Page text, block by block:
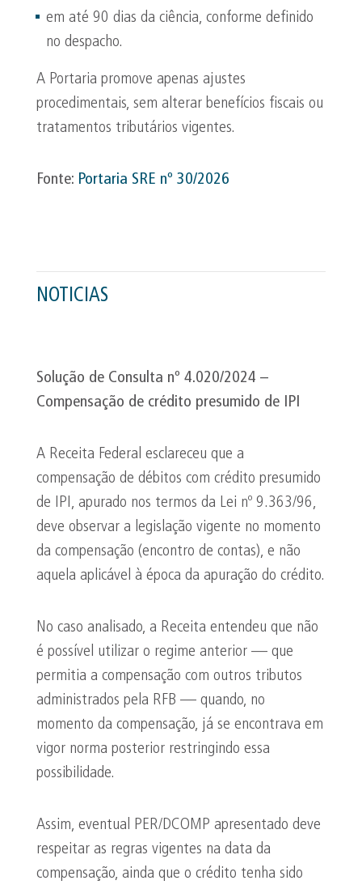
em até 90 dias da ciência, conforme definido
no despacho.
A Portaria promove apenas ajustes
procedimentais, sem alterar benefícios fiscais ou
tratamentos tributários vigentes.
Fonte: Portaria SRE nº 30/2026
NOTICIAS
Solução de Consulta nº 4.020/2024 –
Compensação de crédito presumido de IPI
A Receita Federal esclareceu que a
compensação de débitos com crédito presumido
de IPI, apurado nos termos da Lei nº 9.363/96,
deve observar a legislação vigente no momento
da compensação (encontro de contas), e não
aquela aplicável à época da apuração do crédito.
No caso analisado, a Receita entendeu que não
é possível utilizar o regime anterior — que
permitia a compensação com outros tributos
administrados pela RFB — quando, no
momento da compensação, já se encontrava em
vigor norma posterior restringindo essa
possibilidade.
Assim, eventual PER/DCOMP apresentado deve
respeitar as regras vigentes na data da
compensação, ainda que o crédito tenha sido